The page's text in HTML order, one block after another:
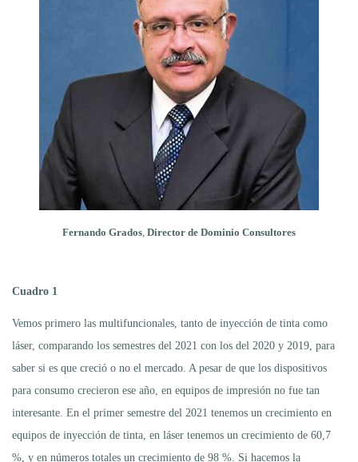
Fernando Grados Director de Dominio Consultores
Cuadro 1
Vemos primero las multifuncionales, tanto de inyección de tinta como
láser, comparando los semestres del 2021 con los del 2020 y 2019, para
saber si es que creció o no el mercado. A pesar de que los dispositivos
para consumo crecieron ese año, en equipos de impresión no fue tan
interesante. En el primer semestre del 2021 tenemos un crecimiento en
equipos de inyección de tinta, en láser tenemos un crecimiento de 60,7
%, y en números totales un crecimiento de 98 %. Si hacemos la